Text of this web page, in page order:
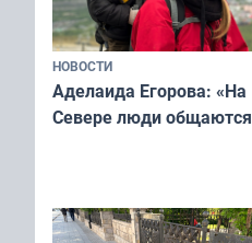
НОВОСТИ
Аделаида Егорова: «На
Севере люди общаются